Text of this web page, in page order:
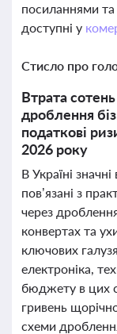
посиланнями
доступні у
Стисло про
Втрата
дроблення
податкові
2026 року
В Україні
пов’язані з
через
конвертах та
ключових
електроніка,
бюджету в цих
гривень
схеми